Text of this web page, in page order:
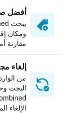
أفضل
ومكان
مقارنة
إلغاء
من
البحث
الإلغاء